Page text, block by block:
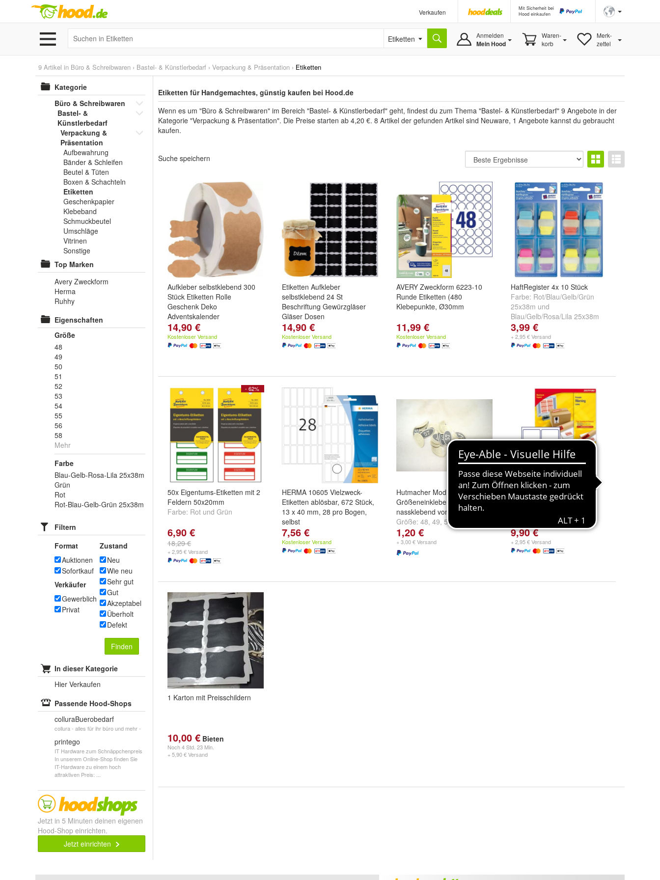
Verkaufen
Mit Sicherheit bei
Hood einkaufen
Etiketten Anmelden
Mein Hood
Waren-
korb
Merk-
zettel
9 Artikel in Büro & Schreibwaren › Bastel- & Künstlerbedarf › Verpackung & Präsentation › Etiketten
Kategorie
Büro & Schreibwaren
Bastel- &
Künstlerbedarf
Verpackung &
Präsentation
Aufbewahrung
Bänder & Schleifen
Beutel & Tüten
Boxen & Schachteln
Etiketten
Geschenkpapier
Klebeband
Schmuckbeutel
Umschläge
Vitrinen
Sonstige
Top Marken
Avery Zweckform
Herma
Ruhhy
Eigenschaften
Größe
48
49
50
51
52
53
54
55
56
58
Mehr
Farbe
Blau-Gelb-Rosa-Lila 25x38m
Grün
Rot
Rot-Blau-Gelb-Grün 25x38m
Filtern
Format
Auktionen
Sofortkauf
Verkäufer
Gewerblich
Privat
Zustand
Neu
Wie neu
Sehr gut
Gut
Akzeptabel
Überholt
Defekt
Finden
In dieser Kategorie
Hier Verkaufen
Passende Hood-Shops
colluraBuerobedarf
collura - alles für ihr büro und mehr -
printego
IT Hardware zum Schnäppchenpreis
In unserem Online-Shop finden Sie
IT-Hardware zu einem hoch
attraktiven Preis: ...
Jetzt in 5 Minuten deinen eigenen
Hood-Shop einrichten.
Jetzt einrichten
Etiketten für Handgemachtes, günstig kaufen bei Hood.de
Wenn es um "Büro & Schreibwaren" im Bereich "Bastel- & Künstlerbedarf" geht, findest du zum Thema "Bastel- & Künstlerbedarf" 9 Angebote in der
Kategorie "Verpackung & Präsentation". Die Preise starten ab 4,20 €. 8 Artikel der gefunden Artikel sind Neuware, 1 Angebote kannst du gebraucht
kaufen.
Suche speichern
Aufkleber selbstklebend 300
Stück Etiketten Rolle
Geschenk Deko
Adventskalender
14,90 €
Kostenloser Versand
Etiketten Aufkleber
selbstklebend 24 St
Beschriftung Gewürzgläser
Gläser Dosen
14,90 €
Kostenloser Versand
AVERY Zweckform 6223-10
Runde Etiketten (480
Klebepunkte, Ø30mm
11,99 €
Kostenloser Versand
HaftRegister 4x 10 Stück
Farbe: Rot/Blau/Gelb/Grün
25x38m und
Blau/Gelb/Rosa/Lila 25x38m
3,99 €
+ 2,95 € Versand
- 62%
50x Eigentums-Etiketten mit 2
Feldern 50x20mm
Farbe: Rot und Grün
6,90 €
18,29 €
+ 2,95 € Versand
HERMA 10605 Vielzweck-
Etiketten ablösbar, 672 Stück,
13 x 40 mm, 28 pro Bogen,
selbst
7,56 €
Kostenloser Versand
Hutmacher Modist je 50 Stück
Größeneinkleber Papier
nassklebend von 48 bis 61
Größe: 48, 49, 50
...
1,20 €
+ 3,00 € Versand
Warnhinweis-Etiketten
67,7x99,1mm Weiß 200x
9,90 €
+ 2,95 € Versand
1 Karton mit Preisschildern
10,00 € Bieten
Noch4 Std. 23 Min.
+ 5,90 € Versand